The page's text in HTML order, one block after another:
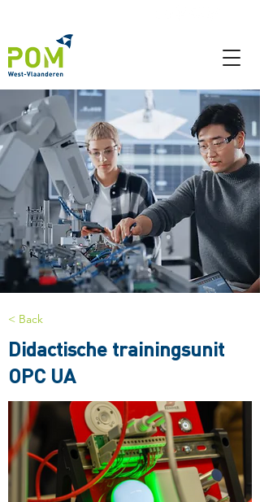
< Back
Didactische trainingsunit
OPC UA